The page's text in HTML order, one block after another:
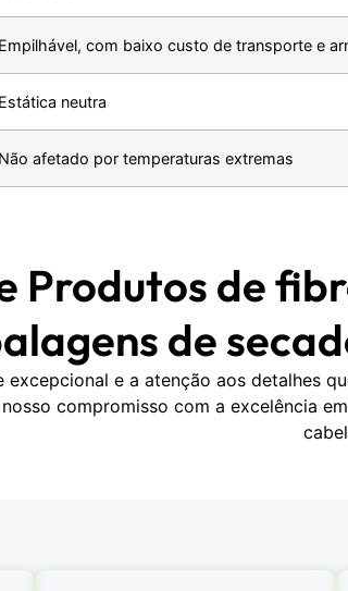
Empilhável, com baixo custo de transporte e
Estática neutra
Não afetado por temperaturas extremas
Produtos de
de
excepcional e a atenção aos detalhes
compromisso com a excelência